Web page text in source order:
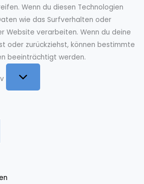
Wenn du diesen Technologien
wie das Surfverhalten oder
Website verarbeiten. Wenn du deine
oder zurückziehst, können bestimmte
beeinträchtigt werden.